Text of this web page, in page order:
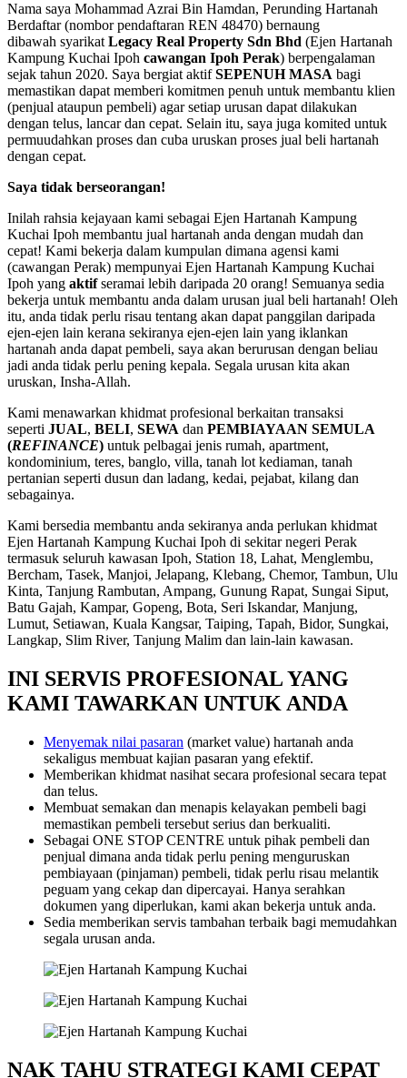
Nama saya Mohammad Azrai Bin Hamdan, Perunding Hartanah
Berdaftar (nombor pendaftaran REN 48470) bernaung
dibawah syarikatLegacy Real Property Sdn Bhd (Ejen Hartanah
Kampung Kuchai Ipoh cawangan Ipoh Perak) berpengalaman
sejak tahun 2020. Saya bergiat aktifSEPENUH MASA bagi
memastikan dapat memberi komitmen penuh untuk membantu klien
(penjual ataupun pembeli) agar setiap urusan dapat dilakukan
dengan telus, lancar dan cepat. Selain itu, saya juga komited untuk
permuudahkan proses dan cuba uruskan proses jual beli hartanah
dengan cepat.
Saya tidak berseorangan!
Inilah rahsia kejayaan kami sebagai Ejen Hartanah Kampung
Kuchai Ipoh membantu jual hartanah anda dengan mudah dan
cepat! Kami bekerja dalam kumpulan dimana agensi kami
(cawangan Perak) mempunyai Ejen Hartanah Kampung Kuchai
Ipoh yang aktifseramai lebih daripada 20 orang! Semuanya sedia
bekerja untuk membantu anda dalam urusan jual beli hartanah! Oleh
itu, anda tidak perlu risau tentang akan dapat panggilan daripada
ejen-ejen lain kerana sekiranya ejen-ejen lain yang iklankan
hartanah anda dapat pembeli, saya akan berurusan dengan beliau
jadi anda tidak perlu pening kepala. Segala urusan kita akan
uruskan, Insha-Allah.
Kami menawarkan khidmat profesional berkaitan transaksi
seperti JUAL, BELI, SEWA dan PEMBIAYAAN SEMULA
(REFINANCE) untuk pelbagai jenis rumah, apartment,
kondominium, teres, banglo, villa, tanah lot kediaman, tanah
pertanian seperti dusun dan ladang, kedai, pejabat, kilang dan
sebagainya.
Kami bersedia membantu anda sekiranya anda perlukan khidmat
Ejen Hartanah Kampung Kuchai Ipoh di sekitar negeri Perak
termasuk seluruh kawasan Ipoh, Station 18, Lahat, Menglembu,
Bercham, Tasek, Manjoi, Jelapang, Klebang, Chemor, Tambun, Ulu
Kinta, Tanjung Rambutan, Ampang, Gunung Rapat, Sungai Siput,
Batu Gajah, Kampar, Gopeng, Bota, Seri Iskandar, Manjung,
Lumut, Setiawan, Kuala Kangsar, Taiping, Tapah, Bidor, Sungkai,
Langkap, Slim River, Tanjung Malim dan lain-lain kawasan.
INI SERVIS PROFESIONAL YANG
KAMI TAWARKAN UNTUK ANDA
Menyemak nilai pasaran (market value) hartanah anda
sekaligus membuat kajian pasaran yang efektif.
Memberikan khidmat nasihat secara profesional secara tepat
dan telus.
Membuat semakan dan menapis kelayakan pembeli bagi
memastikan pembeli tersebut serius dan berkualiti.
Sebagai ONE STOP CENTRE untuk pihak pembeli dan
penjual dimana anda tidak perlu pening menguruskan
pembiayaan (pinjaman) pembeli, tidak perlu risau melantik
peguam yang cekap dan dipercayai. Hanya serahkan
dokumen yang diperlukan, kami akan bekerja untuk anda.
Sedia memberikan servis tambahan terbaik bagi memudahkan
segala urusan anda.
NAK TAHU STRATEGI KAMI CEPAT